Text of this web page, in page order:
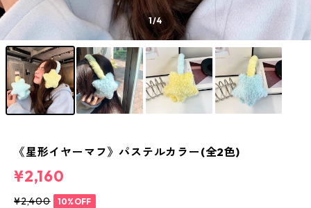
1/4
《星形イヤーマフ》パステルカラー(全2色)
¥2,160
¥2,400 10%OFF